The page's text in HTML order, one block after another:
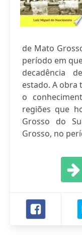
de Mato
período em
decadência
estado. A obra
o
regiões que
Grosso do
Grosso, no